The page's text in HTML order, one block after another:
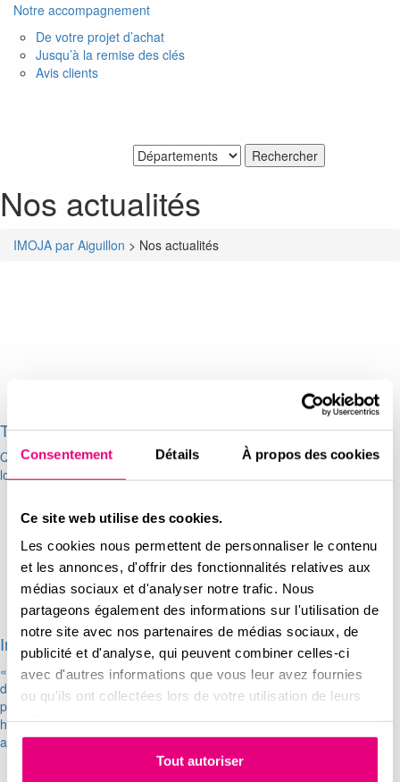
Consentement Détails À propos des cookies
Ce site web utilise des cookies.
Les cookies nous permettent de personnaliser le contenu
et les annonces, d'offrir des fonctionnalités relatives aux
médias sociaux et d'analyser notre trafic. Nous
partageons également des informations sur l'utilisation de
notre site avec nos partenaires de médias sociaux, de
publicité et d'analyse, qui peuvent combiner celles-ci
avec d'autres informations que vous leur avez fournies
ou qu'ils ont collectées lors de votre utilisation de leurs
Tout autoriser
Notre accompagnement
De votre projet d’achat
Jusqu’à la remise des clés
Avis clients
Nos actualités
IMOJA par Aiguillon > Nos actualités
Tuto Déco Aiguillon
Quels conseils pour faire une déco sympa lorsque les murs de mon
logement sont blancs ?
Interview de T. DUKE, Directeur commercial…
« Au-delà du bâti, nous créons du lien social » Retrouvez l’interview
de Thomas DUKE, Directeur commercial réalisé
par www.superimmoneuf.com :
http ://www.superimmoneuf.com/lessentiel/actualite-thomas-duke-
aiguillon-construction-au-del